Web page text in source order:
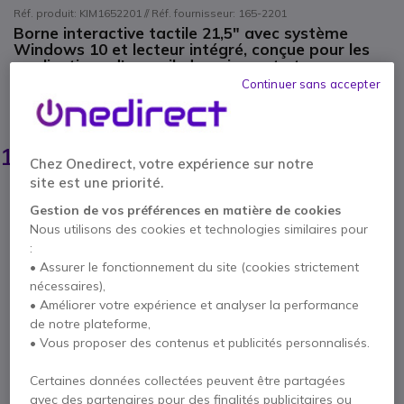
Réf. produit: KIM1652201 // Réf. fournisseur: 165-2201
Borne interactive tactile 21,5" avec système
Windows 10 et lecteur intégré, conçue pour les
applications d’accueil, de paiement et
ÉCONOMISEZ 1170,00 €
1 329,95 € HT- 1 595,94 € TTC
Qté
AJOUTER AU PANIER
DEVIS EN 4 HEURES
Épuisé
17 produits en stock plateforme
Livraison :5-7 jours
constructeur
Chez Onedirect, votre expérience sur notre
site est une priorité.
Gestion de vos préférences en matière de cookies
Nous utilisons des cookies et technologies similaires pour
:
• Assurer le fonctionnement du site (cookies strictement
nécessaires),
• Améliorer votre expérience et analyser la performance
de notre plateforme,
• Vous proposer des contenus et publicités personnalisés.
Certaines données collectées peuvent être partagées
avec des partenaires pour des finalités publicitaires ou
Continuer sans accepter